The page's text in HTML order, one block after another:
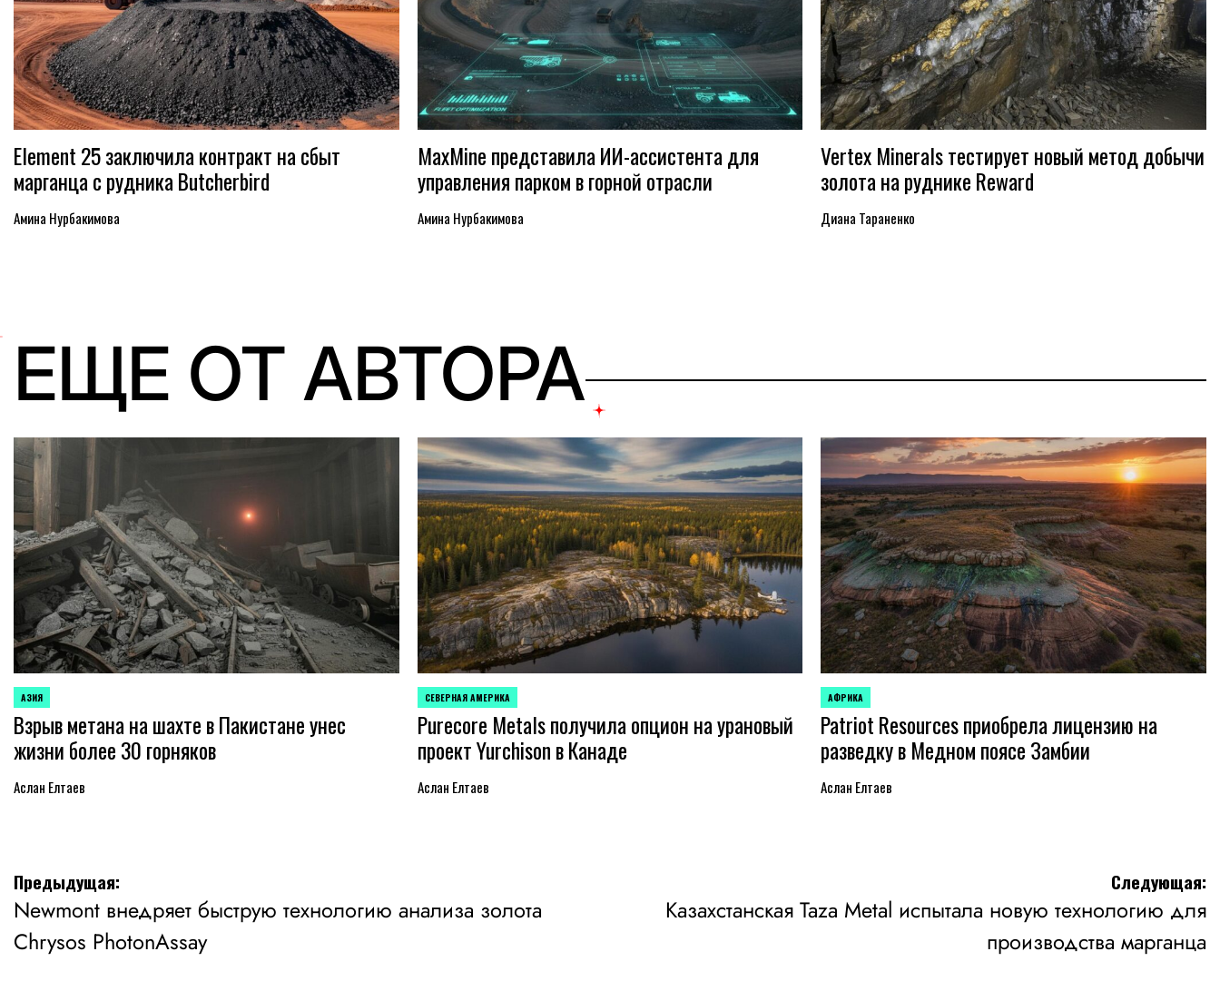
Element 25 заключила контракт на сбыт
марганца с рудника Butcherbird
Амина Нурбакимова
MaxMine представила ИИ-ассистента для
управления парком в горной отрасли
Амина Нурбакимова
Vertex Minerals тестирует новый метод добычи
золота на руднике Reward
Диана Тараненко
ЕЩЕ ОТ АВТОРА
ОПУБЛИКОВАНО
В
АЗИЯ
Взрыв метана на шахте в Пакистане унес
жизни более 30 горняков
Аслан Елтаев
ОПУБЛИКОВАНО
В
СЕВЕРНАЯ АМЕРИКА
Purecore Metals получила опцион на урановый
проект Yurchison в Канаде
Аслан Елтаев
ОПУБЛИКОВАНО
В
АФРИКА
Patriot Resources приобрела лицензию на
разведку в Медном поясе Замбии
Аслан Елтаев
Навигация
по
записям
Предыдущая:
Newmont внедряет быструю технологию анализа золота
Chrysos PhotonAssay
Следующая:
Казахстанская Taza Metal испытала новую технологию для
производства марганца